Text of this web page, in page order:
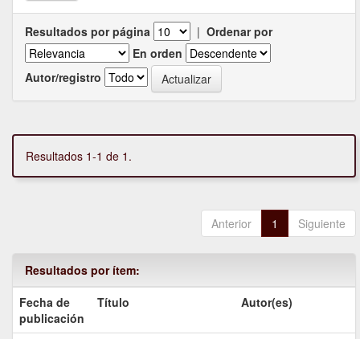
Resultados por página | Ordenar por
En orden
Autor/registro
Resultados 1-1 de 1.
Anterior 1 Siguiente
Resultados por ítem:
Fecha de
publicación
Título Autor(es)